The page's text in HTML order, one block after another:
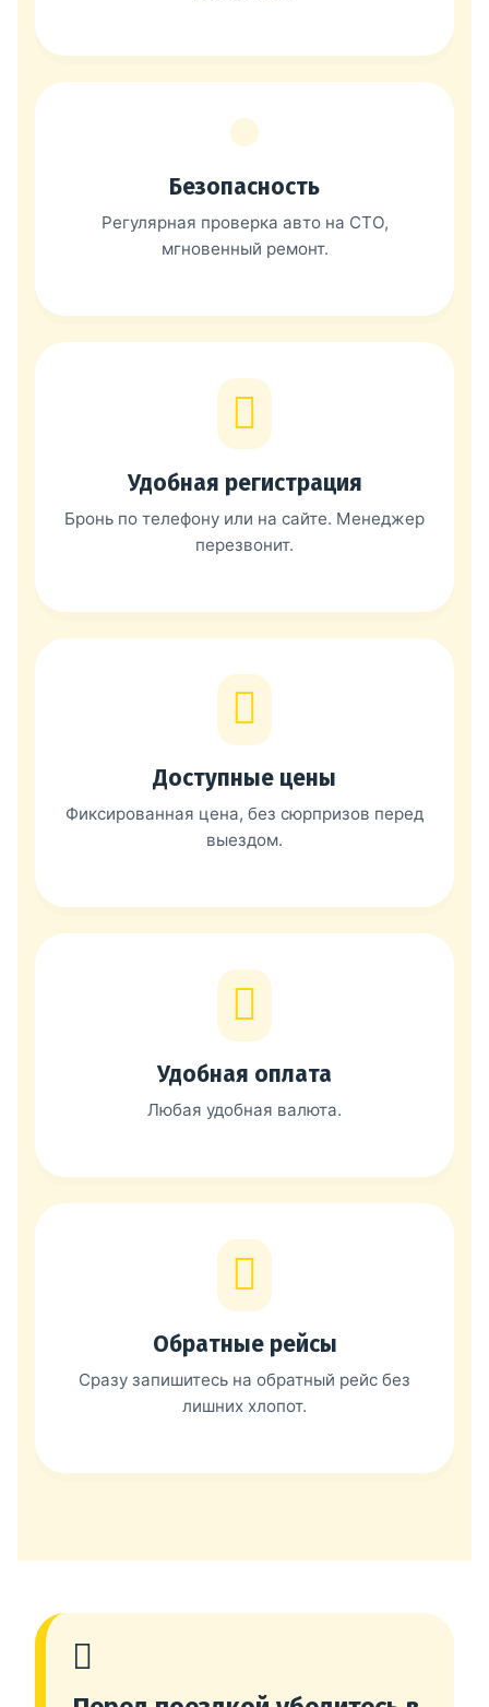
Безопасность
Регулярная проверка авто на СТО,
мгновенный ремонт.
Удобная регистрация
Бронь по телефону или на сайте. Менеджер
перезвонит.
Доступные цены
Фиксированная цена, без сюрпризов перед
выездом.
Удобная оплата
Любая удобная валюта.
Обратные рейсы
Сразу запишитесь на обратный рейс без
лишних хлопот.